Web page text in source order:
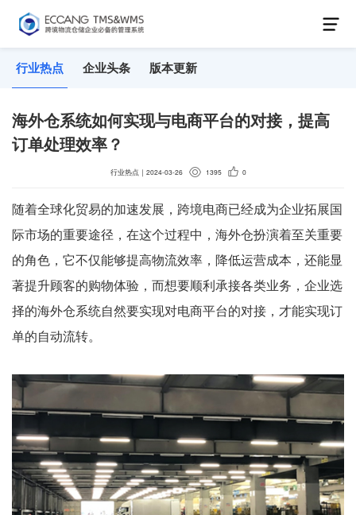
行业热点 企业头条 版本更新
海外仓系统如何实现与电商平台的对接，提高
订单处理效率？
行业热点 ｜ 2024-03-26 1395 0
随着全球化贸易的加速发展，跨境电商已经成为企业拓展国
际市场的重要途径，在这个过程中，海外仓扮演着至关重要
的角色，它不仅能够提高物流效率，降低运营成本，还能显
著提升顾客的购物体验，而想要顺利承接各类业务，企业选
择的海外仓系统自然要实现对电商平台的对接，才能实现订
单的自动流转。